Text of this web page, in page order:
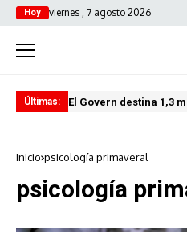
Hoy viernes , 7 agosto 2026
Últimas: El Govern destina 1,3
Inicio psicología primaveral
psicología